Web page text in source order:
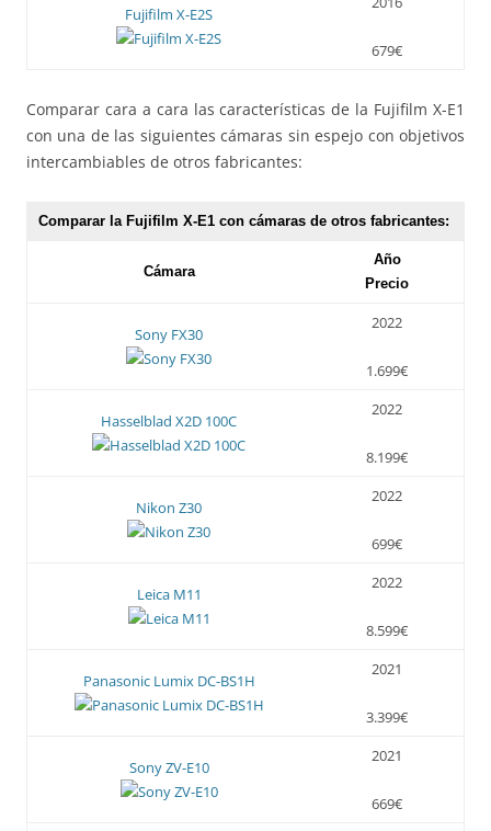
Fujifilm X-E2S
679€
Comparar cara a cara las características de la Fujifilm X-E1
con una de las siguientes cámaras sin espejo con objetivos
intercambiables de otros fabricantes:
Comparar la Fujifilm X-E1 con cámaras de otros fabricantes:
Cámara
Año
Precio
Sony FX30
2022
1.699€
Hasselblad X2D 100C
2022
8.199€
Nikon Z30
2022
699€
Leica M11
2022
8.599€
Panasonic Lumix DC-BS1H
2021
3.399€
Sony ZV-E10
2021
669€